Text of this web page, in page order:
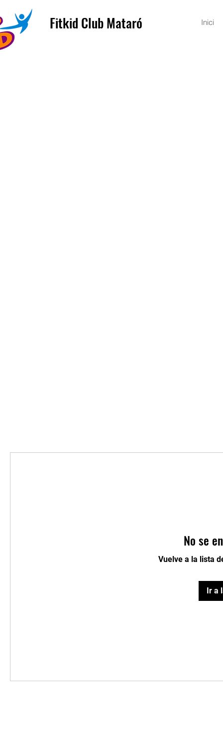
Inici
Fitkid Club Mataró
No se
Vuelve a la lista
Ir a